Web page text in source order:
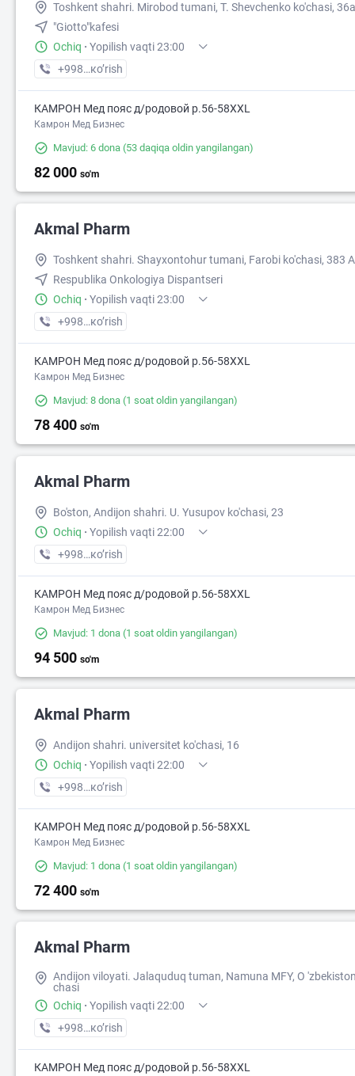
Toshkent shahri. Mirobod tumani, T. Shevchenko ko'chasi,
"Giotto"kafesi
Ochiq · Yopilish vaqti 23:00
+998 (99) XXX-XX-XX
кo’rish
КАМРОН Мед пояс д/родовой р.56-58XXL
Камрон Мед Бизнес
Mavjud: 6 dona (53 daqiqa oldin yangilangan)
82 000 so'm
Akmal Pharm
Toshkent shahri. Shayxontohur tumani, Farobi ko'chasi, 383 A
Respublika Onkologiya Dispantseri
Ochiq · Yopilish vaqti 23:00
+998 (99) XXX-XX-XX
кo’rish
КАМРОН Мед пояс д/родовой р.56-58XXL
Камрон Мед Бизнес
Mavjud: 8 dona (1 soat oldin yangilangan)
78 400 so'm
Akmal Pharm
Bo'ston, Andijon shahri. U. Yusupov ko'chasi, 23
Ochiq · Yopilish vaqti 22:00
+998 (90) XXX-XX-XX
кo’rish
КАМРОН Мед пояс д/родовой р.56-58XXL
Камрон Мед Бизнес
Mavjud: 1 dona (1 soat oldin yangilangan)
94 500 so'm
Akmal Pharm
Andijon shahri. universitet ko'chasi, 16
Ochiq · Yopilish vaqti 22:00
+998 (90) XXX-XX-XX
кo’rish
КАМРОН Мед пояс д/родовой р.56-58XXL
Камрон Мед Бизнес
Mavjud: 1 dona (1 soat oldin yangilangan)
72 400 so'm
Akmal Pharm
Andijon viloyati. Jalaquduq tuman, Namuna MFY, O
chasi
Ochiq · Yopilish vaqti 22:00
+998 (90) XXX-XX-XX
кo’rish
КАМРОН Мед пояс д/родовой р.56-58XXL